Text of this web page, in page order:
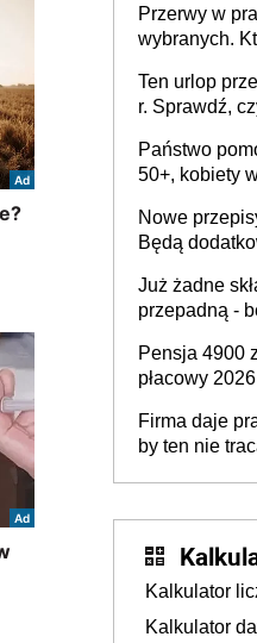
stronie
pracodawców
Przerwy w
wybranych.
Ten urlop
r. Sprawdź,
Państwo
50+, kobiety
osoby
na rzecz
Nowe
Będą
Już żadne
przepadną -
Pensja 4900
płacowy
Firma daje
by ten nie
Kalkulator
Kalkulator